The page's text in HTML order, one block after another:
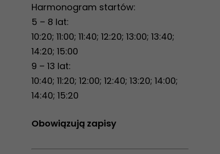
Harmonogram startów:
5 – 8 lat:
10:20; 11:00; 11:40; 12:20; 13:00; 13:40;
14:20; 15:00
9 – 13 lat:
10:40; 11:20; 12:00; 12:40; 13:20; 14:00;
14:40; 15:20
Obowiązują zapisy